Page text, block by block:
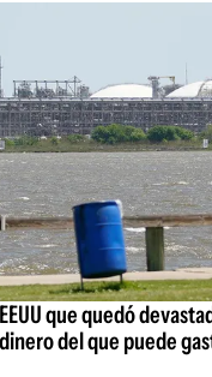
que quedó
del que puede